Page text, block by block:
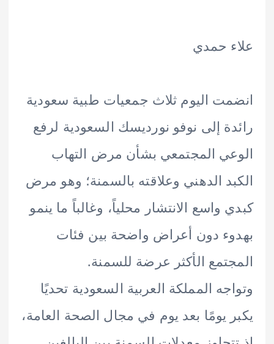
حمدي
اليوم ثلاث جمعيات طبية سعودية
إلى نوفو نورديسك السعودية لرفع
المجتمعي بشأن مرض التهاب
الدهني وعلاقته بالسمنة؛ وهو مرض
واسع الانتشار محلياً، وغالباً ما ينمو
دون أعراض واضحة بين فئات
الأكثر عرضة للسمنة.
المملكة العربية السعودية تحديًا
يومًا بعد يوم في مجال الصحة العامة،